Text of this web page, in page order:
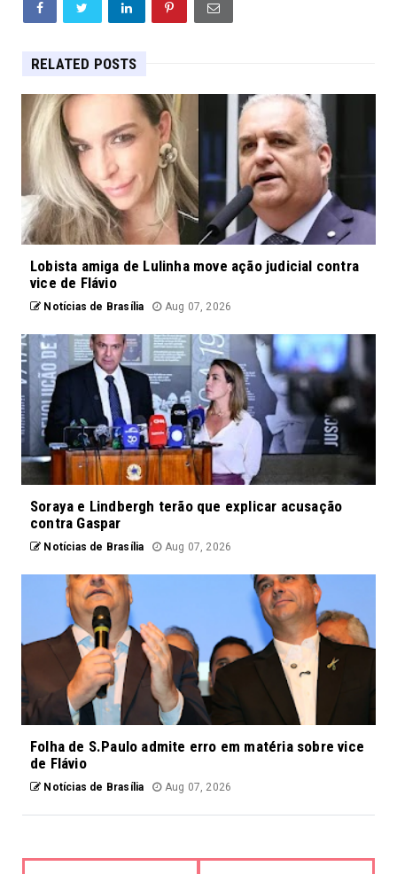
RELATED POSTS
Lobista amiga de Lulinha move ação judicial contra
vice de Flávio
Notícias de Brasília Aug 07, 2026
Soraya e Lindbergh terão que explicar acusação
contra Gaspar
Notícias de Brasília Aug 07, 2026
Folha de S.Paulo admite erro em matéria sobre vice
de Flávio
Notícias de Brasília Aug 07, 2026